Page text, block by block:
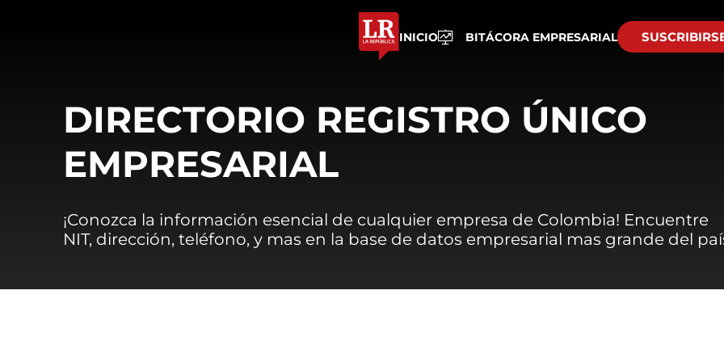
INICIO BITÁCORA EMPRESARIAL
DIRECTORIO REGISTRO ÚNICO
EMPRESARIAL
¡Conozca la información esencial de cualquier empresa de Colombia! Encuentre
NIT, dirección, teléfono, y mas en la base de datos empresarial mas grande del